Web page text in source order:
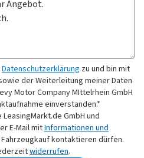
Datenschutzerklärung zu und bin mit
der Weiterleitung meiner Daten
Motor Company MIttelrhein GmbH
einverstanden.*
GmbH und
E-Mail mitInformationen und
kontaktieren dürfen.
widerrufen.